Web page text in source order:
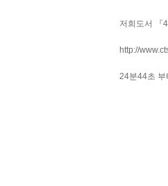
저희도서 『
http://
24분44초 부